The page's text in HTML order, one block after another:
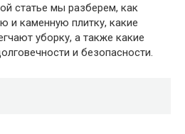
статье мы разберем, как
и каменную плитку, какие
уборку, а также какие
и безопасности.